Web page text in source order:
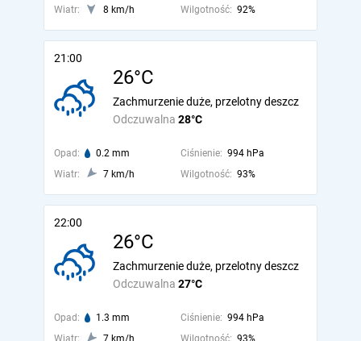
Wiatr:
8 km/h Wilgotność: 92%
21:00
26°C
Odczuwalna 28°C
Zachmurzenie duże, przelotny deszcz
Opad: 0.2 mm Ciśnienie: 994 hPa
Wiatr:
7 km/h Wilgotność: 93%
22:00
26°C
Odczuwalna 27°C
Zachmurzenie duże, przelotny deszcz
Opad: 1.3 mm Ciśnienie: 994 hPa
Wiatr:
7 km/h Wilgotność: 93%